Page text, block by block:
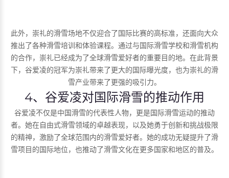
此外，崇礼的滑雪场地不仅迎合了国际比赛的高标准，还面向大众
推出了各种滑雪培训和体验课程。通过与国际滑雪学校和滑雪机构
的合作，崇礼已经成为了全球滑雪爱好者的重要目的地。在此背景
下，谷爱凌的冠军为崇礼带来了更大的国际曝光度，也为崇礼的滑
雪产业带来了更强的吸引力。
4、谷爱凌对国际滑雪的推动作用
谷爱凌不仅是中国滑雪的代表性人物，更是国际滑雪运动的推动
者。她在自由式滑雪领域的卓越表现，以及她勇于创新和挑战极限
的精神，激励了全球范围内的滑雪爱好者。她的成功无疑提升了滑
雪项目的国际地位，也推动了滑雪文化在更多国家和地区的普及。